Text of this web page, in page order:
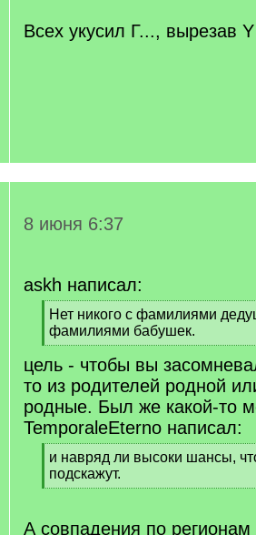
Всех укусил Г..., вырезав
8 июня 6:37
askh написал:
[
q
]
Нет никого с фамилиями
фамилиями бабушек.
[
/
q
]
цель - чтобы вы
то из родителей родной
родные. Был же какой-то
TemporaleEterno написал:
[
q
]
и навряд ли высоки шансы,
подскажут.
[
q
А совпадения по регионам